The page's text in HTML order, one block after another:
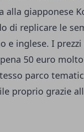
alla giapponese
di replicare le
e inglese. I
50 euro
parco
proprio grazie